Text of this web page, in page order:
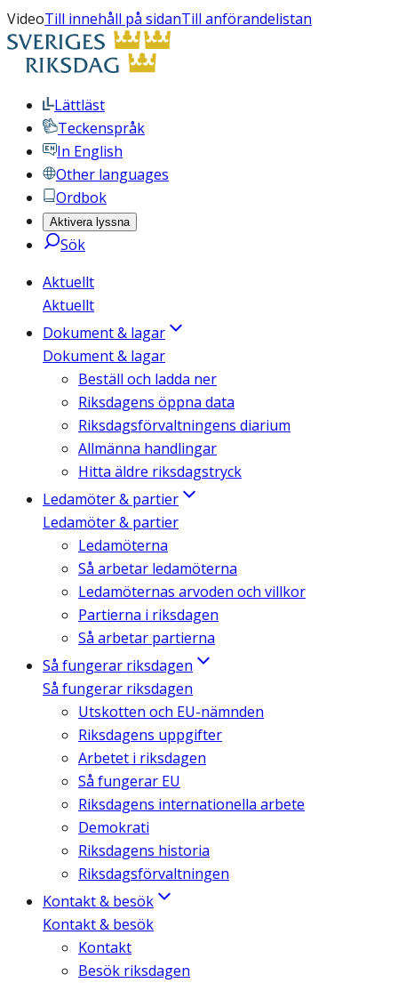
VideoTill innehåll på sidanTill anförandelistan
Lättläst
Teckenspråk
In English
Other languages
Ordbok
Aktivera lyssna
Sök
Aktuellt
Aktuellt
Dokument & lagar
Dokument & lagar
Beställ och ladda ner
Riksdagens öppna data
Riksdagsförvaltningens diarium
Allmänna handlingar
Hitta äldre riksdagstryck
Ledamöter & partier
Ledamöter & partier
Ledamöterna
Så arbetar ledamöterna
Ledamöternas arvoden och villkor
Partierna i riksdagen
Så arbetar partierna
Så fungerar riksdagen
Så fungerar riksdagen
Utskotten och EU-nämnden
Riksdagens uppgifter
Arbetet i riksdagen
Så fungerar EU
Riksdagens internationella arbete
Demokrati
Riksdagens historia
Riksdagsförvaltningen
Kontakt & besök
Kontakt & besök
Kontakt
Besök riksdagen